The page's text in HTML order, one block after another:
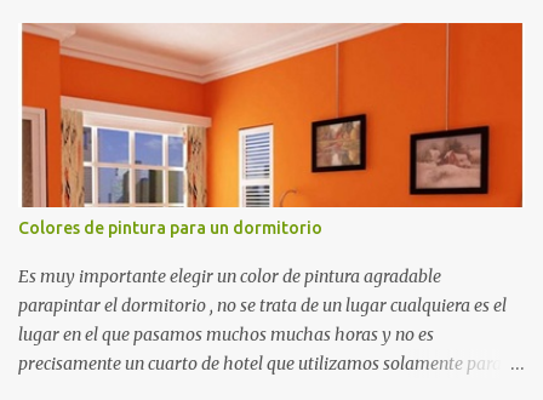
matemáticos, para decorar los cumpleaños de los niños, entre
otras cosas.
Colores de pintura para un dormitorio
Es muy importante elegir un color de pintura agradable
parapintar el dormitorio , no se trata de un lugar cualquiera es el
lugar en el que pasamos muchos muchas horas y no es
precisamente un cuarto de hotel que utilizamos solamente para